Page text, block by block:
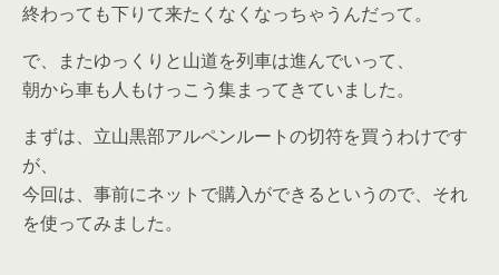
終わっても下りて来たくなくなっちゃうんだって。
で、またゆっくりと山道を列車は進んでいって、
朝から車も人もけっこう集まってきていました。
まずは、立山黒部アルペンルートの切符を買うわけです
が、
今回は、事前にネットで購入ができるというので、それ
を使ってみました。